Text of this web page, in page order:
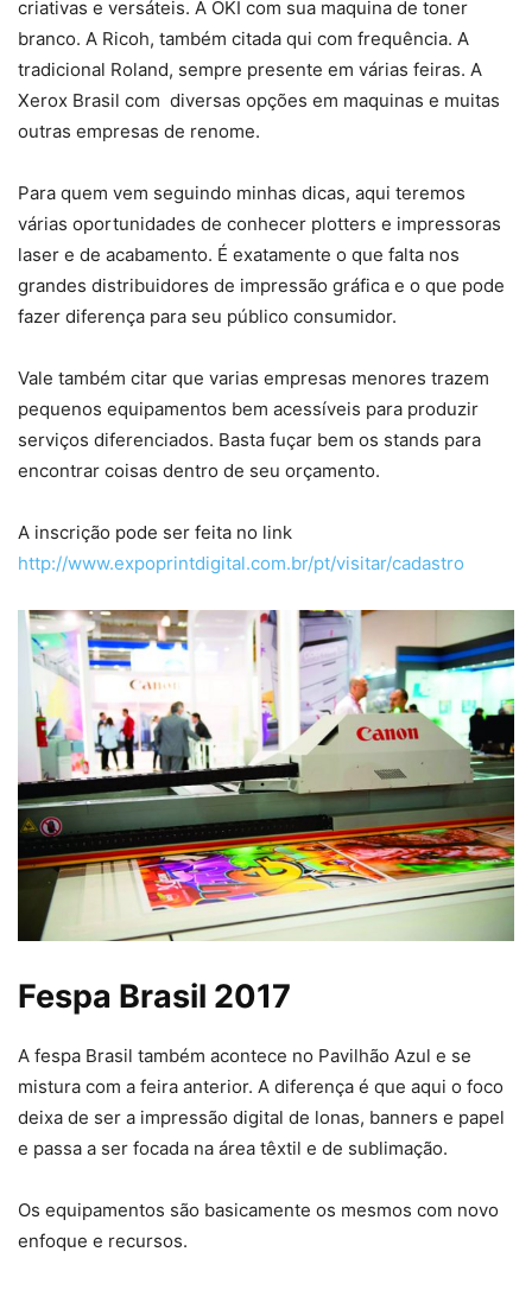
criativas e versáteis. A OKI com sua maquina de toner
branco. A Ricoh, também citada qui com frequência. A
tradicional Roland, sempre presente em várias feiras. A
Xerox Brasil com diversas opções em maquinas e muitas
outras empresas de renome.
Para quem vem seguindo minhas dicas, aqui teremos
várias oportunidades de conhecer plotters e impressoras
laser e de acabamento. É exatamente o que falta nos
grandes distribuidores de impressão gráfica e o que pode
fazer diferença para seu público consumidor.
Vale também citar que varias empresas menores trazem
pequenos equipamentos bem acessíveis para produzir
serviços diferenciados. Basta fuçar bem os stands para
encontrar coisas dentro de seu orçamento.
A inscrição pode ser feita no link
http://www.expoprintdigital.com.br/pt/visitar/cadastro
Fespa Brasil 2017
A fespa Brasil também acontece no Pavilhão Azul e se
mistura com a feira anterior. A diferença é que aqui o foco
deixa de ser a impressão digital de lonas, banners e papel
e passa a ser focada na área têxtil e de sublimação.
Os equipamentos são basicamente os mesmos com novo
enfoque e recursos.